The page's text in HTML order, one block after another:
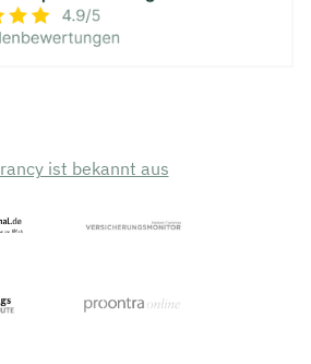
ist bekannt aus